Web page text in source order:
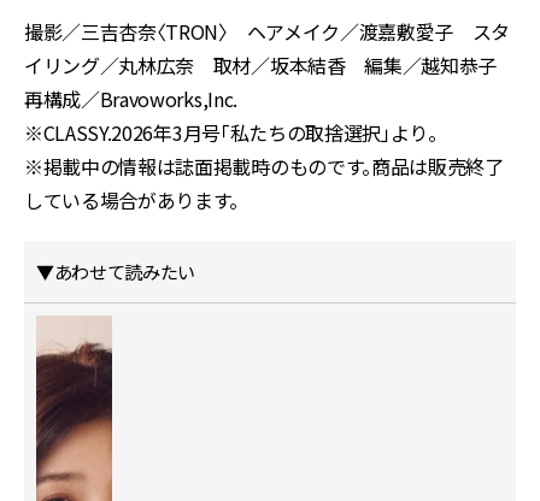
撮影／三吉杏奈〈TRON〉 ヘアメイク／渡嘉敷愛子 スタ
イリング／丸林広奈 取材／坂本結香 編集／越知恭子
再構成／Bravoworks,Inc.
※CLASSY.2026年3月号「私たちの取捨選択」より。
※掲載中の情報は誌面掲載時のものです。商品は販売終了
している場合があります。
▼あわせて読みたい